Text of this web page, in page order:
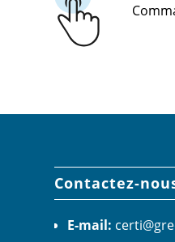
Contactez-
E-mail: